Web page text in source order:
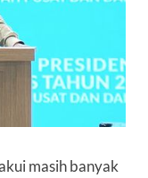
masih banyak